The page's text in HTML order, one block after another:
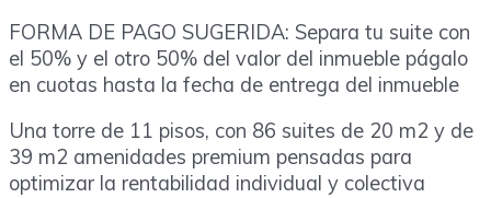
FORMA DE PAGO SUGERIDA: Separa tu suite con
el 50% y el otro 50% del valor del inmueble págalo
en cuotas hasta la fecha de entrega del inmueble
Una torre de 11 pisos, con 86 suites de 20 m2 y de
39 m2 amenidades premium pensadas para
optimizar la rentabilidad individual y colectiva